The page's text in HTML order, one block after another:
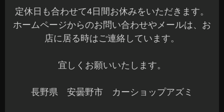
定休日も合わせて4日間お休みをいただきます。
ホームページからのお問い合わせやメールは、お
店に居る時はご連絡しています。
宜しくお願いいたします。
長野県 安曇野市 カーショップアズミ